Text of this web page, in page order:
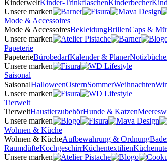
KinderweltKinder-TrinkflaschenKinderbecher
Unsere marken
Mode & Accessoires
Mode & AccessoiresBekleidungBrillenCaps &
Unsere marken
Papeterie
PapeterieBürobedarfKalender & Planer
Unsere marken
Saisonal
SaisonalHalloweenOsternSommerWeihnachten
Unsere marken
Tierwelt
TierweltHaustierzubehörHunde & Katzen
Unsere marken
Wohnen & Küche
Wohnen & KücheAufbewahrung & Ordnung
RaumdüfteKochgeschirrKüchentextilien
Unsere marken